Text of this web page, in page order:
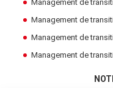
Management de
Management de
Management de
Management de